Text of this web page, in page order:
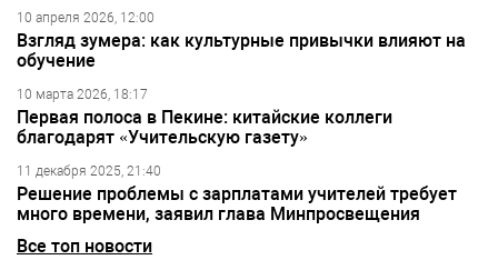
10 апреля 2026, 12:00
Взгляд зумера: как культурные привычки влияют на
обучение
10 марта 2026, 18:17
Первая полоса в Пекине: китайские коллеги
благодарят «Учительскую газету»
11 декабря 2025, 21:40
Решение проблемы с зарплатами учителей требует
много времени, заявил глава Минпросвещения
Все топ новости